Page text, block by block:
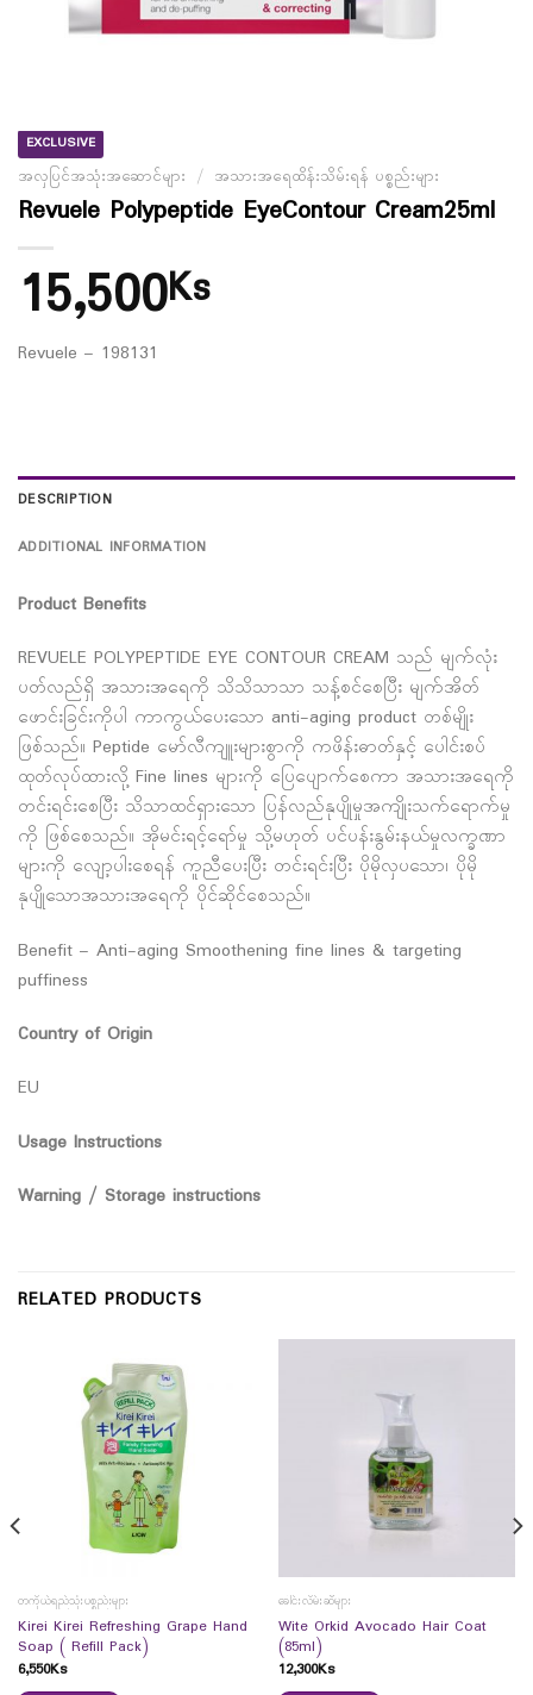
EXCLUSIVE
အလှပြင်အသုံးအဆောင်များ / အသားအရေထိန်းသိမ်းရန် ပစ္စည်းများ
Revuele Polypeptide EyeContour Cream25ml
15,500Ks
Revuele – 198131
DESCRIPTION
ADDITIONAL INFORMATION
Product Benefits
REVUELE POLYPEPTIDE EYE CONTOUR CREAM သည် မျက်လုံး
ပတ်လည်ရှိ အသားအရေကို သိသိသာသာ သန့်စင်စေပြီး မျက်အိတ်
ဖောင်းခြင်းကိုပါ ကာကွယ်ပေးသော anti-aging product တစ်မျိုး
ဖြစ်သည်။ Peptide မော်လီကျူးများစွာကို ကဖိန်းဓာတ်နှင့် ပေါင်းစပ်
ထုတ်လုပ်ထားလို့ Fine lines များကို ပြေပျောက်စေကာ အသားအရေကို
တင်းရင်းစေပြီး သိသာထင်ရှားသော ပြန်လည်နုပျိုမှုအကျိုးသက်ရောက်မှု
ကို ဖြစ်စေသည်။ အိုမင်းရင့်ရော်မှု သို့မဟုတ် ပင်ပန်းနွမ်းနယ်မှုလက္ခဏာ
များကို လျော့ပါးစေရန် ကူညီပေးပြီး တင်းရင်းပြီး ပိုမိုလှပသော၊ ပိုမို
နုပျိုသောအသားအရေကို ပိုင်ဆိုင်စေသည်။
Benefit – Anti-aging Smoothening fine lines & targeting
puffiness
Country of Origin
EU
Usage Instructions
Warning / Storage instructions
RELATED PRODUCTS
တကိုယ်ရည်သုံးပစ္စည်းများ
Kirei Kirei Refreshing Grape Hand
Soap ( Refill Pack)
6,550Ks
ခေါင်းလိမ်းဆီများ
Wite Orkid Avocado Hair Coat
(85ml)
12,300Ks